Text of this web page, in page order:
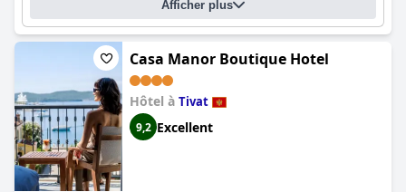
Afficher plus
Casa Manor Boutique Hotel
Hôtel à Tivat
9,2 Excellent